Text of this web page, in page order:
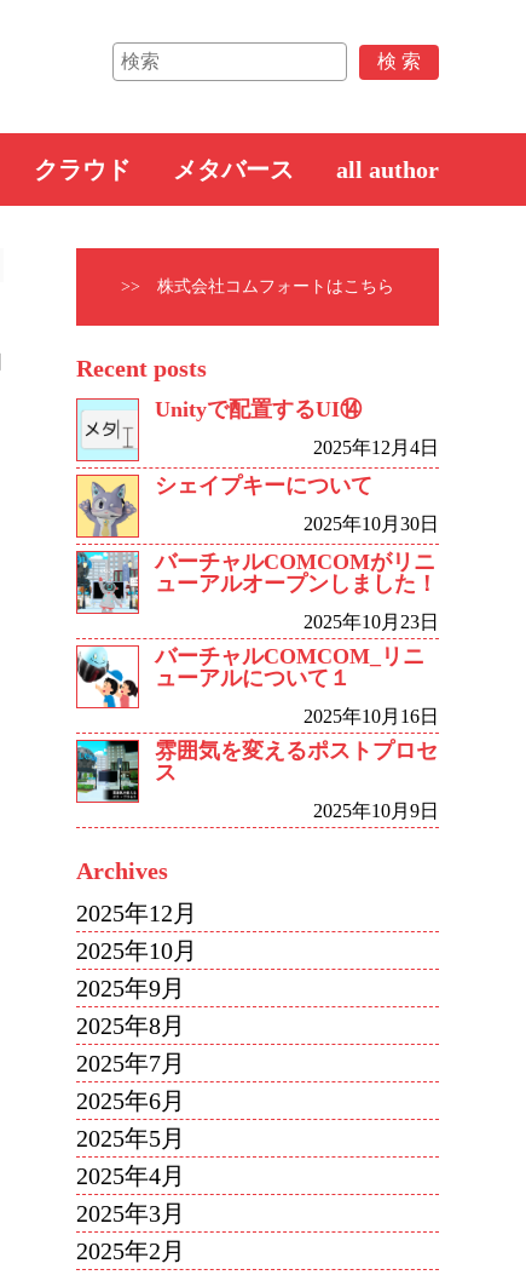
クラウド メタバース all author
>> 株式会社コムフォートはこちら
Recent posts
Unityで配置するUI⑭
2025年12月4日
シェイプキーについて
2025年10月30日
バーチャルCOMCOMがリニ
ューアルオープンしました！
2025年10月23日
バーチャルCOMCOM_リニ
ューアルについて１
2025年10月16日
雰囲気を変えるポストプロセ
ス
2025年10月9日
Archives
2025年12月
2025年10月
2025年9月
2025年8月
2025年7月
2025年6月
2025年5月
2025年4月
2025年3月
2025年2月